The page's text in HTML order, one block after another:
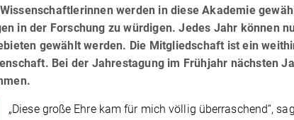
werden in diese Akademie
in der Forschung zu würdigen. Jedes Jahr können
gewählt werden. Die Mitgliedschaft ist ein
Bei der Jahrestagung im Frühjahr nächsten
„Diese große Ehre kam für mich völlig überraschend“,